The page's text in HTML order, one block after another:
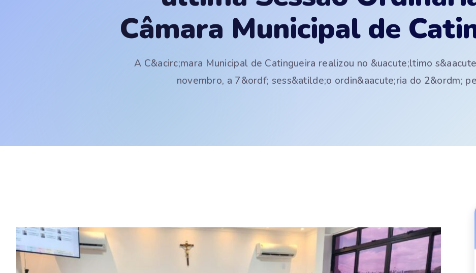
Câmara Municipal de
A C&acirc;mara Municipal de Catingueira realizou no &uacute;ltimo
novembro, a 7&ordf; sess&atilde;o ordin&aacute;ria do 2&ordm;